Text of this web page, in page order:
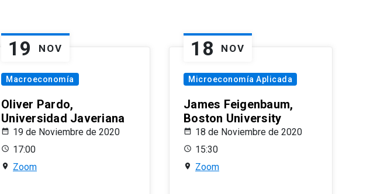
19 NOV
Macroeconomía
Oliver Pardo,
Universidad Javeriana
19 de Noviembre de 2020
17:00
Zoom
18 NOV
Microeconomía Aplicada
James Feigenbaum,
Boston University
18 de Noviembre de 2020
15:30
Zoom